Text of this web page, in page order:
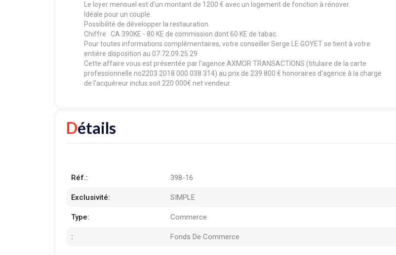
Le loyer mensuel est d'un montant de 1200 € avec un logement de fonction à rénover.
Idéale pour un couple.
Possibilité de développer la restauration.
Chiffre : CA 390KE - 80 KE de commission dont 60 KE de tabac.
Pour toutes informations complémentaires, votre conseiller Serge LE GOYET se tient à votre
entière disposition au 07.72.09.25.29
Cette affaire vous est présentée par l'agence AXMOR TRANSACTIONS (titulaire de la carte
professionnelle no2203 2018 000 038 314) au prix de 239 800 € honoraires d'agence à la charge
de l’acquéreur inclus soit 220 000€ net vendeur.
Détails
Réf.: 398-16
Exclusivité: SIMPLE
Type: Commerce
: Fonds De Commerce